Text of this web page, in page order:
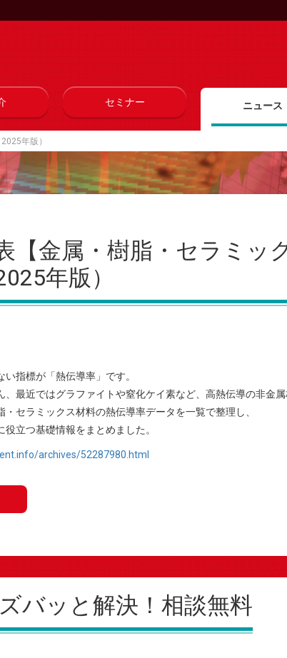
セミナー ニュース
年版）
【金属・樹脂・セラミッ
年版）
指標が「熱伝導率」です。
最近ではグラファイトや窒化ケイ素など、高熱伝導の非金属
セラミックス材料の熱伝導率データを一覧で整理し、
立つ基礎情報をまとめました。
archives/52287980.html
ズバッと解決！ 相談無料